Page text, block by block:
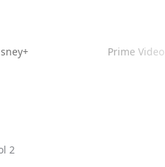
Prime Video
2